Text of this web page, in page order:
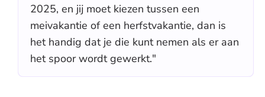
2025, en jij moet kiezen tussen een
meivakantie of een herfstvakantie, dan is
het handig dat je die kunt nemen als er aan
het spoor wordt gewerkt."